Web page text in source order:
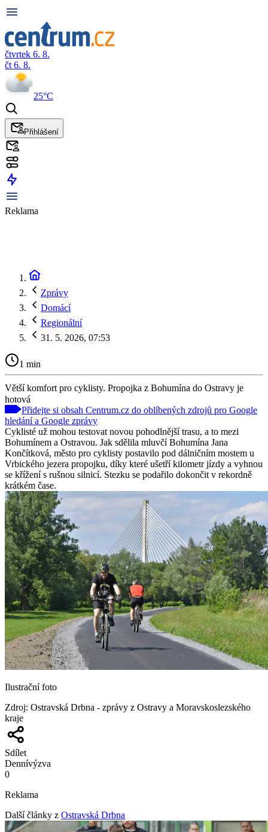
čtvrtek 6. 8.
čt 6. 8.
25°C
Přihlášení
Reklama
Zprávy
Domácí
Regionální
31. 5. 2026, 07:53
1 min
Větší komfort pro cyklisty. Propojka z Bohumína do Ostravy je
hotová
Přidejte si obsah Centrum.cz do oblíbených zdrojů pro Google
hledání a Google zprávy
Cyklisté už mohou testovat novou pohodlnější trasu, a to mezi
Bohumínem a Ostravou. Jak sdělila mluvčí Bohumína Jana
Končítková, město pro cyklisty postavilo pod dálničním mostem u
Vrbického jezera propojku, díky které ušetří kilometr jízdy a vyhnou
se křížení s rušnou silnicí. Stezku se podařilo dokončit v rekordně
krátkém čase.
Ilustrační foto
Zdroj: Ostravská Drbna - zprávy z Ostravy a Moravskoslezského
kraje
Sdílet
Dennívýzva
0
Reklama
Další články z Ostravská Drbna